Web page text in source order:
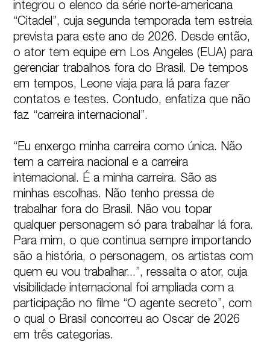
integrou o elenco da série norte-americana
“Citadel”, cuja segunda temporada tem estreia
prevista para este ano de 2026. Desde então,
o ator tem equipe em Los Angeles (EUA) para
gerenciar trabalhos fora do Brasil. De tempos
em tempos, Leone viaja para lá para fazer
contatos e testes. Contudo, enfatiza que não
faz “carreira internacional”.
“Eu enxergo minha carreira como única. Não
tem a carreira nacional e a carreira
internacional. É a minha carreira. São as
minhas escolhas. Não tenho pressa de
trabalhar fora do Brasil. Não vou topar
qualquer personagem só para trabalhar lá fora.
Para mim, o que continua sempre importando
são a história, o personagem, os artistas com
quem eu vou trabalhar...”, ressalta o ator, cuja
visibilidade internacional foi ampliada com a
participação no filme “O agente secreto”, com
o qual o Brasil concorreu ao Oscar de 2026
em três categorias.